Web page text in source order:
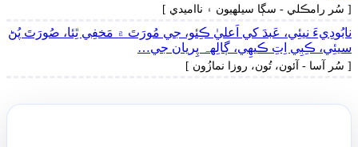
[ سُر رامڪلي - سڳا سيلهيون ۽ نااميدي ]
نابُودِيءَ نيئِي، عَبدَ کي اَعليٰ ڪِئو، جي مُورَتَ ۾ مَخفِي ٿِئا، صُورَتَ پُڻ
سيئِي، ڪِبِي اِتِ ڪيھِي، ڳالِهہ پِريان جي…
[ سُر آسا - آئون، تُون، روزا نمازُون ]